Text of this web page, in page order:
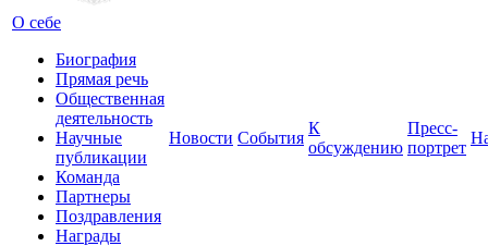
О себе
Биография
Прямая речь
Общественная
деятельность
Научные
публикации
Команда
Партнеры
Поздравления
Награды
Новости События
К
обсуждению
Пресс-
портрет